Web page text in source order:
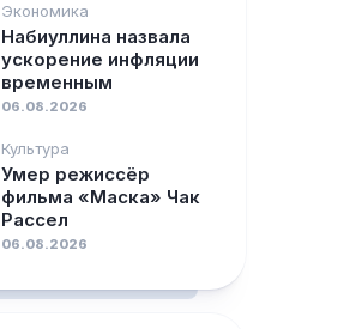
Экономика
Набиуллина назвала
ускорение инфляции
временным
06.08.2026
Культура
Умер режиссёр
фильма «Маска» Чак
Рассел
06.08.2026